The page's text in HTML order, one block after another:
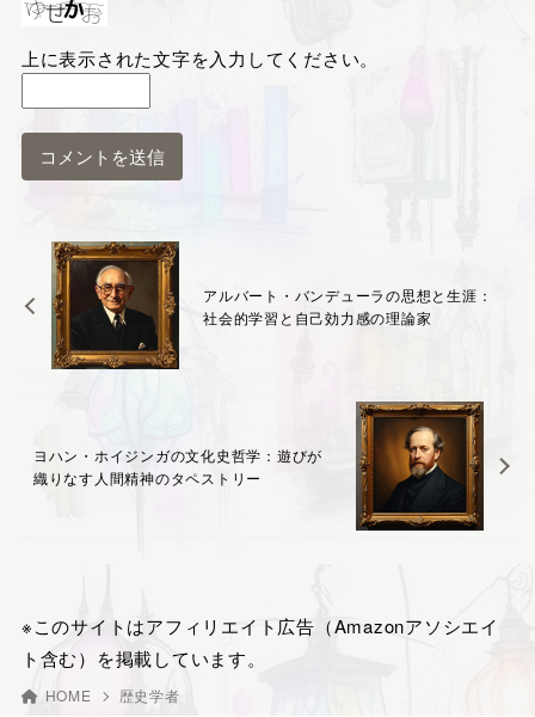
上に表示された文字を入力してください。
アルバート・バンデューラの思想と生涯：
社会的学習と自己効力感の理論家
ヨハン・ホイジンガの文化史哲学：遊びが
織りなす人間精神のタペストリー
※このサイトはアフィリエイト広告（Amazonアソシエイ
ト含む）を掲載しています。
HOME 歴史学者